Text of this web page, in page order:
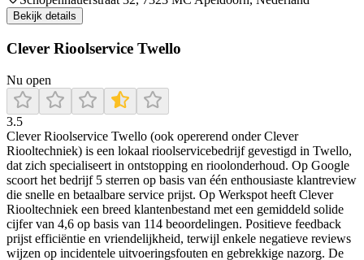
Bekijk details
Clever Rioolservice Twello
Nu open
3.5
Clever Rioolservice Twello (ook opererend onder Clever
Riooltechniek) is een lokaal rioolservicebedrijf gevestigd in Twello,
dat zich specialiseert in ontstopping en rioolonderhoud. Op Google
scoort het bedrijf 5 sterren op basis van één enthousiaste klantreview
die snelle en betaalbare service prijst. Op Werkspot heeft Clever
Riooltechniek een breed klantenbestand met een gemiddeld solide
cijfer van 4,6 op basis van 114 beoordelingen. Positieve feedback
prijst efficiëntie en vriendelijkheid, terwijl enkele negatieve reviews
wijzen op incidentele uitvoeringsfouten en gebrekkige nazorg. De